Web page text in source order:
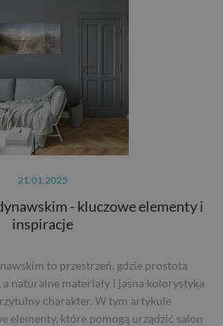
21.01.2025
- kluczowe elementy i
inspiracje
to przestrzeń, gdzie prostota
naturalne materiały i jasna kolorystyka
charakter. W tym artykule
elementy, które pomogą urządzić salon